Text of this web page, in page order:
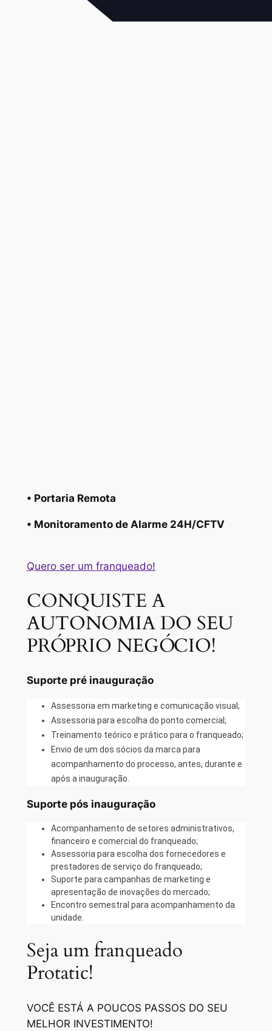
• Portaria Remota
• Monitoramento de Alarme 24H/CFTV
Quero ser um franqueado!
CONQUISTE A
AUTONOMIA DO SEU
PRÓPRIO NEGÓCIO!
Suporte pré inauguração
Assessoria em marketing e comunicação visual;
Assessoria para escolha do ponto comercial;
Treinamento teórico e prático para o franqueado;
Envio de um dos sócios da marca para
acompanhamento do processo, antes, durante e
após a inauguração.
Suporte pós inauguração
Acompanhamento de setores administrativos,
financeiro e comercial do franqueado;
Assessoria para escolha dos fornecedores e
prestadores de serviço do franqueado;
Suporte para campanhas de marketing e
apresentação de inovações do mercado;
Encontro semestral para acompanhamento da
unidade.
Seja um franqueado
Protatic!
VOCÊ ESTÁ A POUCOS PASSOS DO SEU
MELHOR INVESTIMENTO!